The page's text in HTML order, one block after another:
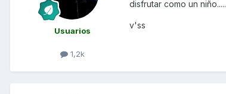
Usuarios
1,2k
disfrutar como un niño.....
v'ss